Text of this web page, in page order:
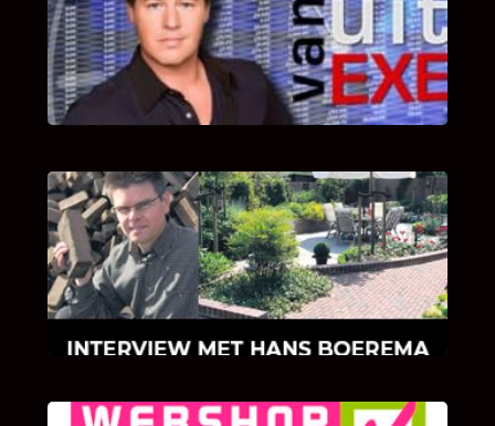
Bekijk hier de fragmenten van de deelname
van Bricks and Stones aan dit programma.
INTERVIEW MET HANS BOEREMA
Hoe Bricks and Stones ontstaan is en wat
Hans Boerema motiveert in de wereld van
klinkers en tegels!